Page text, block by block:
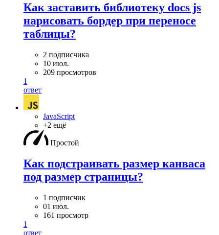
Как заставить библиотеку docs js
нарисовать бордер при переносе
таблицы?
2 подписчика
10 июл.
209 просмотров
1
ответ
JavaScript
+2 ещё
Простой
Как подстраивать размер канваса
под размер страницы?
1 подписчик
01 июл.
161 просмотр
1
ответ